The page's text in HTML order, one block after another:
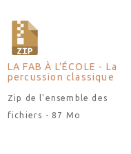
LA FAB À L’ÉCOLE - La
percussion classique
Zip de l'ensemble des
fichiers - 87 Mo